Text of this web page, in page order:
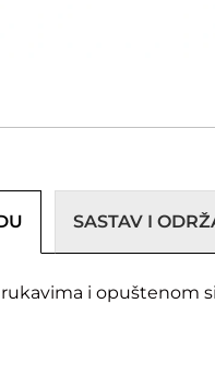
SASTAV I
i opuštenom